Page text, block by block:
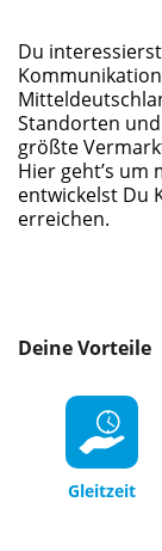
Du
Standorten
größte
Hier geht’s um
entwickelst Du
erreichen.
Deine Vorteile
Gleitzeit